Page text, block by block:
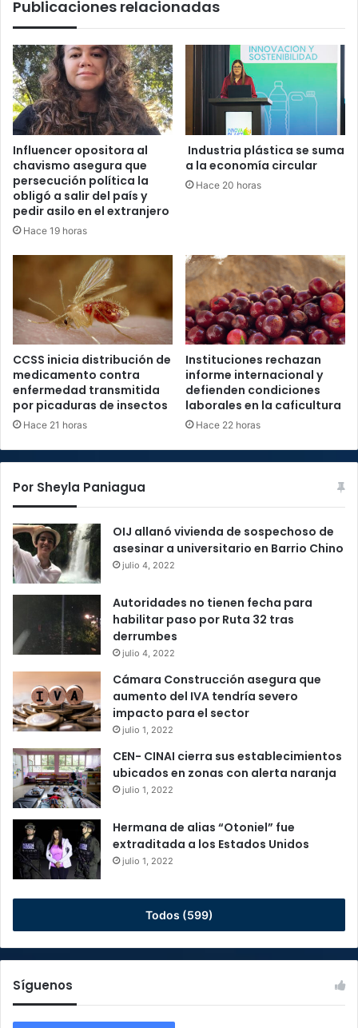
Publicaciones relacionadas
Influencer opositora al
chavismo asegura que
persecución política la
obligó a salir del país y
pedir asilo en el extranjero
Hace 19 horas
Industria plástica se suma
a la economía circular
Hace 20 horas
CCSS inicia distribución de
medicamento contra
enfermedad transmitida
por picaduras de insectos
Hace 21 horas
Instituciones rechazan
informe internacional y
defienden condiciones
laborales en la caficultura
Hace 22 horas
Por Sheyla Paniagua
OIJ allanó vivienda de sospechoso de
asesinar a universitario en Barrio Chino
julio 4, 2022
Autoridades no tienen fecha para
habilitar paso por Ruta 32 tras
derrumbes
julio 4, 2022
Cámara Construcción asegura que
aumento del IVA tendría severo
impacto para el sector
julio 1, 2022
CEN- CINAI cierra sus establecimientos
ubicados en zonas con alerta naranja
julio 1, 2022
Hermana de alias “Otoniel” fue
extraditada a los Estados Unidos
julio 1, 2022
Todos (599)
Síguenos